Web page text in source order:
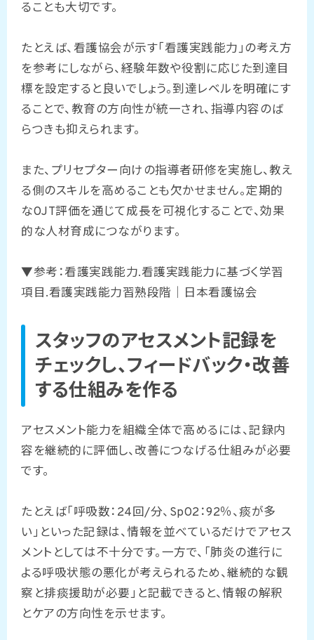
ることも大切です。
たとえば、看護協会が示す「看護実践能力」の考え方
を参考にしながら、経験年数や役割に応じた到達目
標を設定すると良いでしょう。到達レベルを明確にす
ることで、教育の方向性が統一され、指導内容のば
らつきも抑えられます。
また、プリセプター向けの指導者研修を実施し、教え
る側のスキルを高めることも欠かせません。定期的
なOJT評価を通じて成長を可視化することで、効果
的な人材育成につながります。
▼参考：看護実践能力.看護実践能力に基づく学習
項目.看護実践能力習熟段階｜日本看護協会
スタッフのアセスメント記録を
チェックし、フィードバック・改善
する仕組みを作る
アセスメント能力を組織全体で高めるには、記録内
容を継続的に評価し、改善につなげる仕組みが必要
です。
たとえば「呼吸数：24回/分、SpO2：92％、痰が多
い」といった記録は、情報を並べているだけでアセス
メントとしては不十分です。一方で、「肺炎の進行に
よる呼吸状態の悪化が考えられるため、継続的な観
察と排痰援助が必要」と記載できると、情報の解釈
とケアの方向性を示せます。